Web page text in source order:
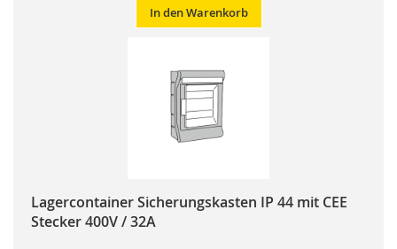
In den Warenkorb
Lagercontainer Sicherungskasten IP 44 mit CEE
Stecker 400V / 32A